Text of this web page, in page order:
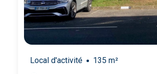
Local d'activité 135 m²